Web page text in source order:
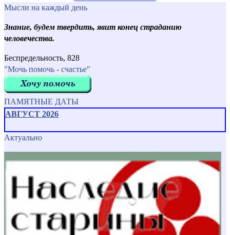
Мысли на каждый день
Знание, будем твердить, явит конец страданию
человечества.
Беспредельность, 828
"Мочь помочь - счастье"
ПАМЯТНЫЕ ДАТЫ
АВГУСТ 2026
Актуально